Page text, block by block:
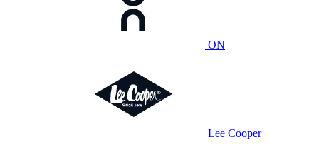
ON
Lee Cooper